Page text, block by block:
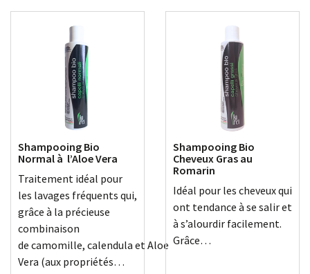
Shampooing Bio
Normal à l’Aloe Vera
Traitement idéal pour
les lavages fréquents qui,
grâce à la précieuse
combinaison
de camomille, calendula et Aloe
Vera (aux propriétés…
Shampooing Bio
Cheveux Gras au
Romarin
Idéal pour les cheveux qui
ont tendance à se salir et
à s’alourdir facilement.
Grâce…